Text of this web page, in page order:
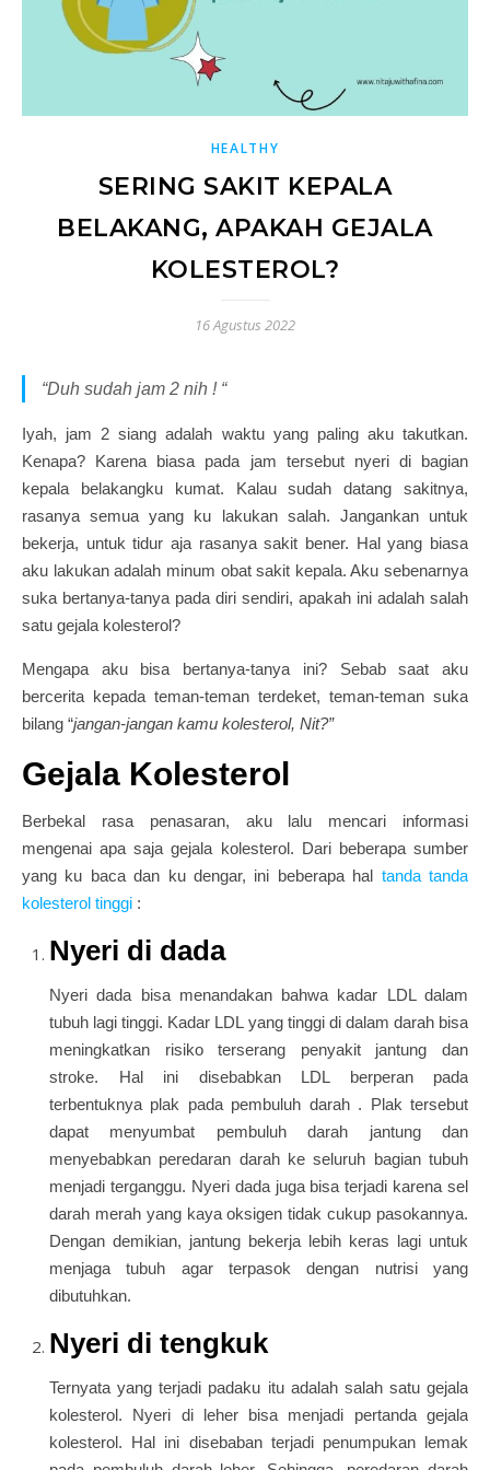
HEALTHY
SERING SAKIT KEPALA
BELAKANG, APAKAH GEJALA
KOLESTEROL?
16 Agustus 2022
“Duh sudah jam 2 nih !“
Iyah, jam 2 siang adalah waktu yang paling aku takutkan.
Kenapa? Karena biasa pada jam tersebut nyeri di bagian
kepala belakangku kumat. Kalau sudah datang sakitnya,
rasanya semua yang ku lakukan salah. Jangankan untuk
bekerja, untuk tidur aja rasanya sakit bener. Hal yang biasa
aku lakukan adalah minum obat sakit kepala. Aku sebenarnya
suka bertanya-tanya pada diri sendiri, apakah ini adalah salah
satu gejala kolesterol?
Mengapa aku bisa bertanya-tanya ini? Sebab saat aku
bercerita kepada teman-teman terdeket, teman-teman suka
bilang “jangan-jangan kamu kolesterol, Nit?”
Gejala Kolesterol
Berbekal rasa penasaran, aku lalu mencari informasi
mengenai apa saja gejala kolesterol. Dari beberapa sumber
yang ku baca dan ku dengar, ini beberapa hal tanda tanda
kolesterol tinggi :
Nyeri di dada
Nyeri dada bisa menandakan bahwa kadar LDL dalam
tubuh lagi tinggi. Kadar LDL yang tinggi di dalam darah bisa
meningkatkan risiko terserang penyakit jantung dan
stroke. Hal ini disebabkan LDL berperan pada
terbentuknya plak pada pembuluh darah . Plak tersebut
dapat menyumbat pembuluh darah jantung dan
menyebabkan peredaran darah ke seluruh bagian tubuh
menjadi terganggu. Nyeri dada juga bisa terjadi karena sel
darah merah yang kaya oksigen tidak cukup pasokannya.
Dengan demikian, jantung bekerja lebih keras lagi untuk
menjaga tubuh agar terpasok dengan nutrisi yang
dibutuhkan.
Nyeri di tengkuk
Ternyata yang terjadi padaku itu adalah salah satu gejala
kolesterol. Nyeri di leher bisa menjadi pertanda gejala
kolesterol. Hal ini disebaban terjadi penumpukan lemak